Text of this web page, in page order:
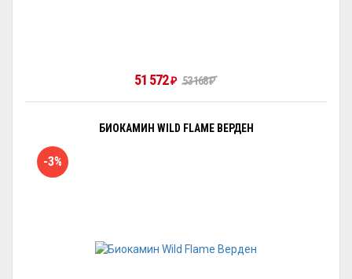
51 572 ₽ 53 168₽
БИОКАМИН WILD FLAME ВЕРДЕН
-3%